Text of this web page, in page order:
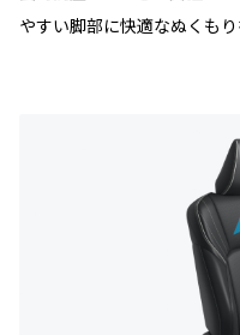
やすい脚部に快適なぬくもり